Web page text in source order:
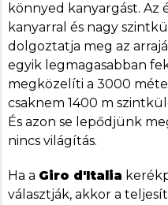
könnyed kanyargást. Az
kanyarral és nagy
dolgoztatja meg az
egyik legmagasabban
megközelíti a 3000
csaknem 1400 m
És azon se lepődjünk
nincs világítás.
Ha a Giro d'Italia
választják, akkor a